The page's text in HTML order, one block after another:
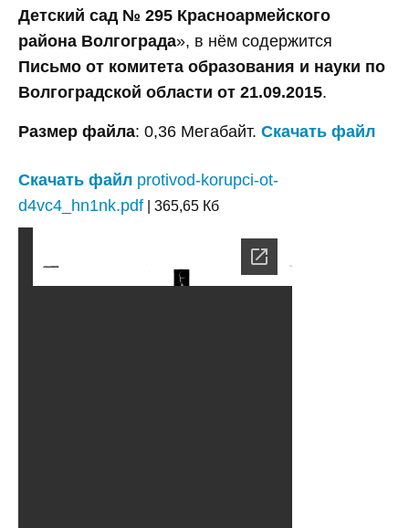
Детский сад № 295 Красноармейского
района Волгограда», в нём содержится
Письмо от комитета образования и науки по
Волгоградской области от 21.09.2015.
Размер файла: 0,36 Мегабайт. Скачать файл
Скачать файл protivod-korupci-ot-
d4vc4_hn1nk.pdf | 365,65 Кб